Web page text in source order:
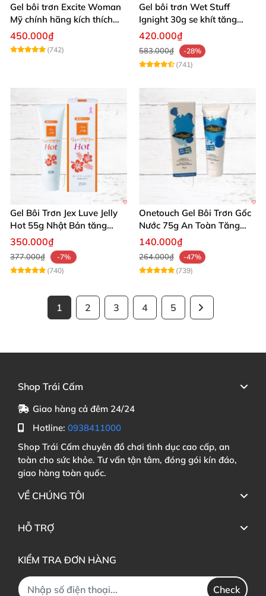
Gel bôi trơn Excite Woman
Mỹ chính hãng kích thích
khoái cảm nữ
450.000₫
(742)
Gel bôi trơn Wet Stuff
Ignight 30g se khít tăng
khoái cảm nữ hiệu quả
420.000₫
583.000₫
-28%
(741)
Gel Bôi Trơn Jex Luve Jelly
Hot 55g Nhật Bản tăng
khoái cảm nữ dễ sử dụng
350.000₫
377.000₫
-7%
(740)
Onetouch Gel Bôi Trơn Gốc
Nước 75g An Toàn Tăng
Khoái Cảm
140.000₫
264.000₫
-47%
(739)
1 2 3 4 5
Shop Trái Cấm
Giao hàng cả đêm 24/24
Hotline: 0938411000
Shop Trái Cấm chuyên đồ chơi tình dục cao cấp, an
toàn cho sức khỏe. Tư vấn tận tâm, đóng gói kín đáo,
giao hàng toàn quốc.
VỀ CHÚNG TÔI
HỖ TRỢ
KIỂM TRA ĐƠN HÀNG
Check